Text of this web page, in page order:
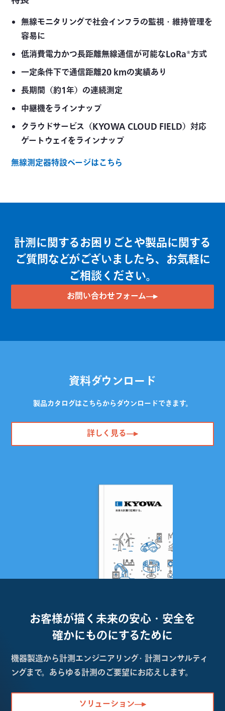
無線モニタリングで社会インフラの監視・維持管理を
容易に
低消費電力かつ長距離無線通信が可能なLoRa®方式
一定条件下で通信距離20 kmの実績あり
長期間（約1年）の連続測定
中継機をラインナップ
クラウドサービス（KYOWA CLOUD FIELD）対応
ゲートウェイをラインナップ
無線測定器特設ページはこちら
計測に関するお困りごとや製品に関する
ご質問などがございましたら、お気軽に
ご相談ください。
お問い合わせフォーム
資料ダウンロード
製品カタログはこちらからダウンロードできます。
詳しく見る
お客様が描く未来の安心・安全を
確かにものにするために
機器製造から計測エンジニアリング・計測コンサルティ
ングまで。あらゆる計測のご要望にお応えします。
ソリューション